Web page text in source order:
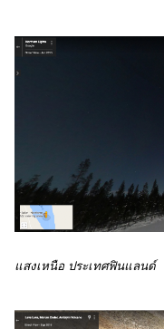
แสงเหนือ ประเทศฟินแลนด์